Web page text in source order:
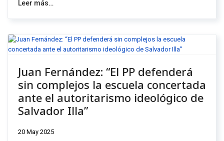
Leer más…
Juan Fernández: “El PP defenderá
sin complejos la escuela concertada
ante el autoritarismo ideológico de
Salvador Illa”
20 May 2025